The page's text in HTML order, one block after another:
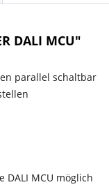
DALI MCU"
parallel schaltbar
DALI MCU möglich